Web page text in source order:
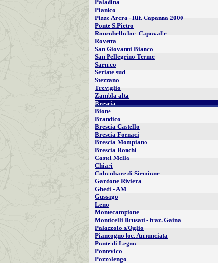
Paladina
Pianico
Pizzo Arera - Rif. Capanna 2000
Ponte S.Pietro
Roncobello loc. Capovalle
Rovetta
San Giovanni Bianco
San Pellegrino Terme
Sarnico
Seriate sud
Stezzano
Treviglio
Zambla alta
Brescia
Bione
Brandico
Brescia Castello
Brescia Fornaci
Brescia Mompiano
Brescia Ronchi
Castel Mella
Chiari
Colombare di Sirmione
Gardone Riviera
Ghedi - AM
Gussago
Leno
Montecampione
Monticelli Brusati - fraz. Gaina
Palazzolo s/Oglio
Piancogno loc. Annunciata
Ponte di Legno
Pontevico
Pozzolengo